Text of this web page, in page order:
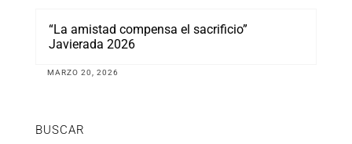
“La amistad compensa el sacrificio”
Javierada 2026
MARZO 20, 2026
BUSCAR